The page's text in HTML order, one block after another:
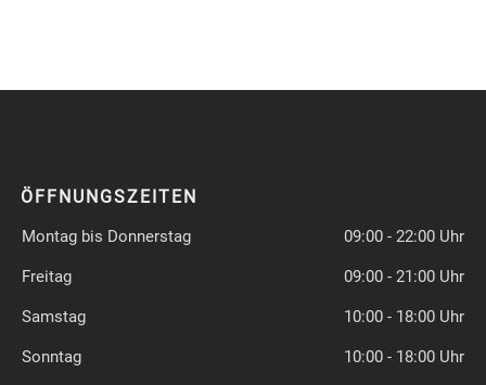
ÖFFNUNGSZEITEN
Montag bis Donnerstag 09:00 - 22:00 Uhr
Freitag 09:00 - 21:00 Uhr
Samstag 10:00 - 18:00 Uhr
Sonntag 10:00 - 18:00 Uhr